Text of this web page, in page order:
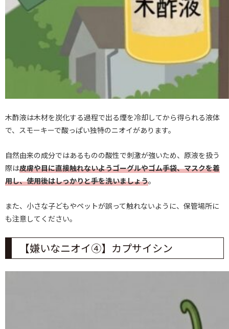
木酢液は木材を炭化する過程で出る煙を冷却してから得られる液体
で、スモーキーで酸っぱい独特のニオイがあります。
自然由来の成分ではあるものの酸性で刺激が強いため、原液を扱う
際は皮膚や目に直接触れないようゴーグルやゴム手袋、マスクを着
用し、使用後はしっかりと手を洗いましょう。
また、小さな子どもやペットが誤って触れないように、保管場所に
も注意してください。
【嫌いなニオイ④】カプサイシン